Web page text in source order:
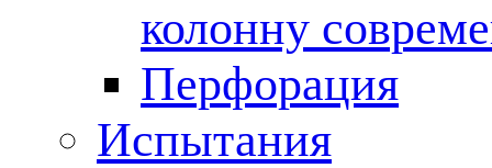
колонну
Перфорация
Испытания